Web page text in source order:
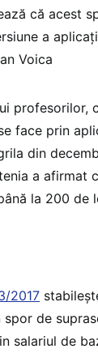
că acest
a
Voica
profesorilor,
face prin
din
a afirmat
la 200 de
2017
de
salariul de